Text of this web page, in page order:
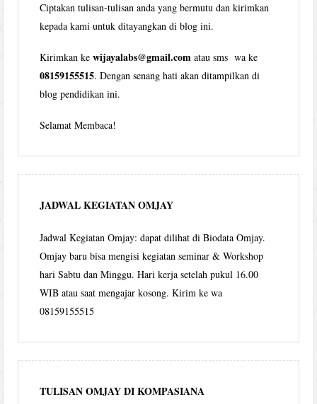
Ciptakan tulisan-tulisan anda yang bermutu dan kirimkan
kepada kami untuk ditayangkan di blog ini.
Kirimkan kewijayalabs@gmail.com atau sms wa ke
08159155515. Dengan senang hati akan ditampilkan di
blog pendidikan ini.
Selamat Membaca!
JADWAL KEGIATAN OMJAY
Jadwal Kegiatan Omjay: dapat dilihat di Biodata Omjay.
Omjay baru bisa mengisi kegiatan seminar & Workshop
hari Sabtu dan Minggu. Hari kerja setelah pukul 16.00
WIB atau saat mengajar kosong. Kirim ke wa
08159155515
TULISAN OMJAY DI KOMPASIANA